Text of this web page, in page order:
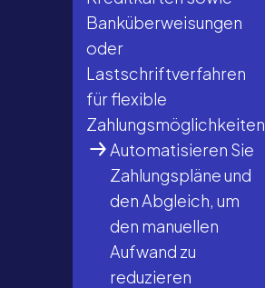
Banküberweisungen
oder
Lastschriftverfahren
für flexible
Zahlungsmöglichkeiten
Automatisieren Sie
Zahlungspläne und
den Abgleich, um
den manuellen
Aufwand zu
reduzieren